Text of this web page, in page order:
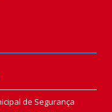
de Segurança